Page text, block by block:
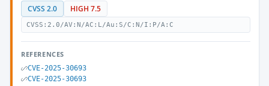
CVSS 2.0 HIGH 7.5
CVSS:2.0/AV:N/AC:L/Au:S/C:N/I:P/A:C
REFERENCES
CVE-2025-30693
CVE-2025-30693